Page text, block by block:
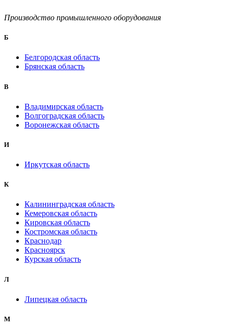
Производство промышленного оборудования
Б
Белгородская область
Брянская область
B
Владимирская область
Волгоградская область
Воронежская область
И
Иркутская область
К
Калининградская область
Кемеровская область
Кировская область
Костромская область
Краснодар
Красноярск
Курская область
Л
Липецкая область
М